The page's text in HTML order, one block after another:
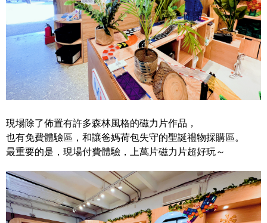
現場除了佈置有許多森林風格的磁力片作品，
也有免費體驗區，和讓爸媽荷包失守的聖誕禮物採購區。
最重要的是，現場付費體驗，上萬片磁力片超好玩～